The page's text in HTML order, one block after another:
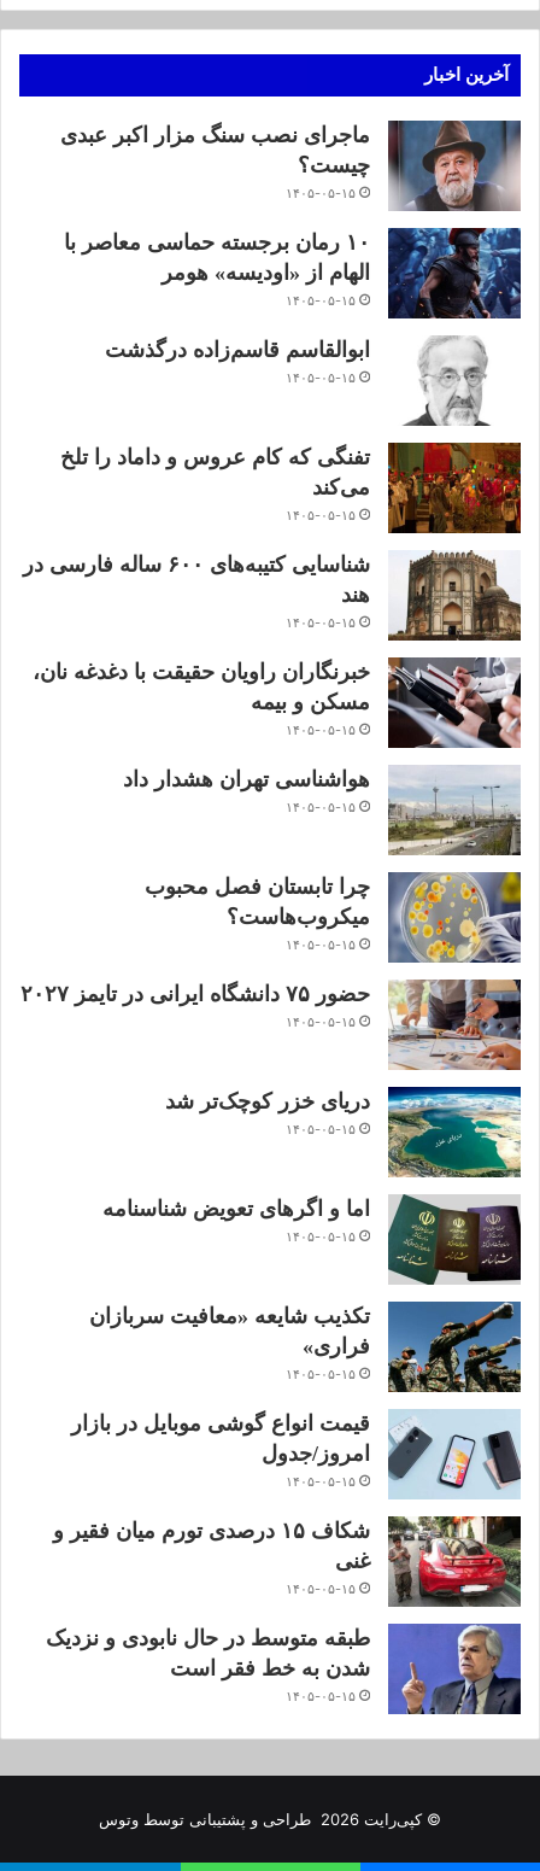
آخرین اخبار
ماجرای نصب سنگ مزار اکبر عبدی
چیست؟
۱۴۰۵-۰۵-۱۵
۱۰ رمان برجسته حماسی معاصر با
الهام از «اودیسه» هومر
۱۴۰۵-۰۵-۱۵
ابوالقاسم قاسم‌زاده درگذشت
۱۴۰۵-۰۵-۱۵
تفنگی که کام عروس و داماد را تلخ
می‌کند
۱۴۰۵-۰۵-۱۵
شناسایی کتیبه‌های ۶۰۰ ساله فارسی در
هند
۱۴۰۵-۰۵-۱۵
خبرنگاران راویان حقیقت با دغدغه نان،
مسکن و بیمه
۱۴۰۵-۰۵-۱۵
هواشناسی تهران هشدار داد
۱۴۰۵-۰۵-۱۵
چرا تابستان فصل محبوب
میکروب‌هاست؟
۱۴۰۵-۰۵-۱۵
حضور ۷۵ دانشگاه ایرانی در تایمز ۲۰۲۷
۱۴۰۵-۰۵-۱۵
دریای خزر کوچک‌تر شد
۱۴۰۵-۰۵-۱۵
اما و اگرهای تعویض شناسنامه
۱۴۰۵-۰۵-۱۵
تکذیب شایعه «معافیت سربازان
فراری»
۱۴۰۵-۰۵-۱۵
قیمت انواع گوشی موبایل در بازار
امروز/جدول
۱۴۰۵-۰۵-۱۵
شکاف ۱۵ درصدی تورم میان فقیر و
غنی
۱۴۰۵-۰۵-۱۵
طبقه متوسط در حال نابودی و نزدیک
شدن به خط فقر است
۱۴۰۵-۰۵-۱۵
© کپی‌رایت 2026 طراحی و پشتیبانی توسط وتوس